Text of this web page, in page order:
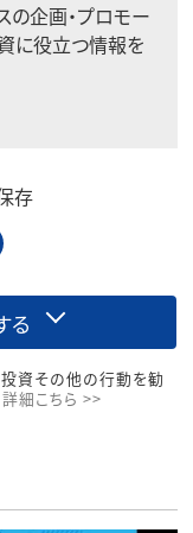
企画・プロモー
に役立つ情報を
存
る
資その他の行動を勧
詳細こちら >>